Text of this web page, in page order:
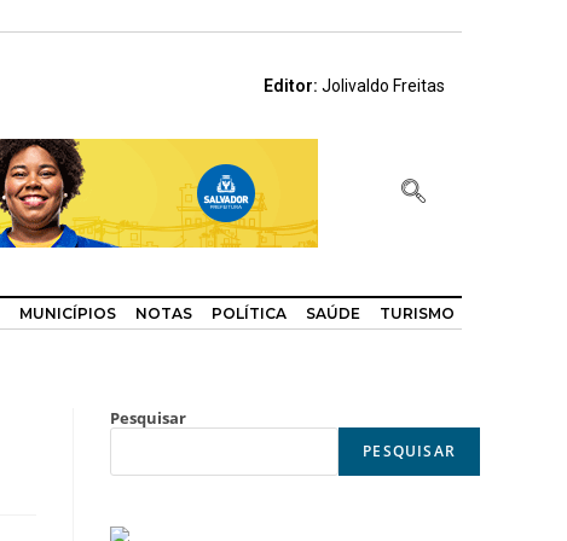
Editor:Jolivaldo Freitas
MUNICÍPIOS NOTAS POLÍTICA SAÚDE TURISMO
Pesquisar
PESQUISAR